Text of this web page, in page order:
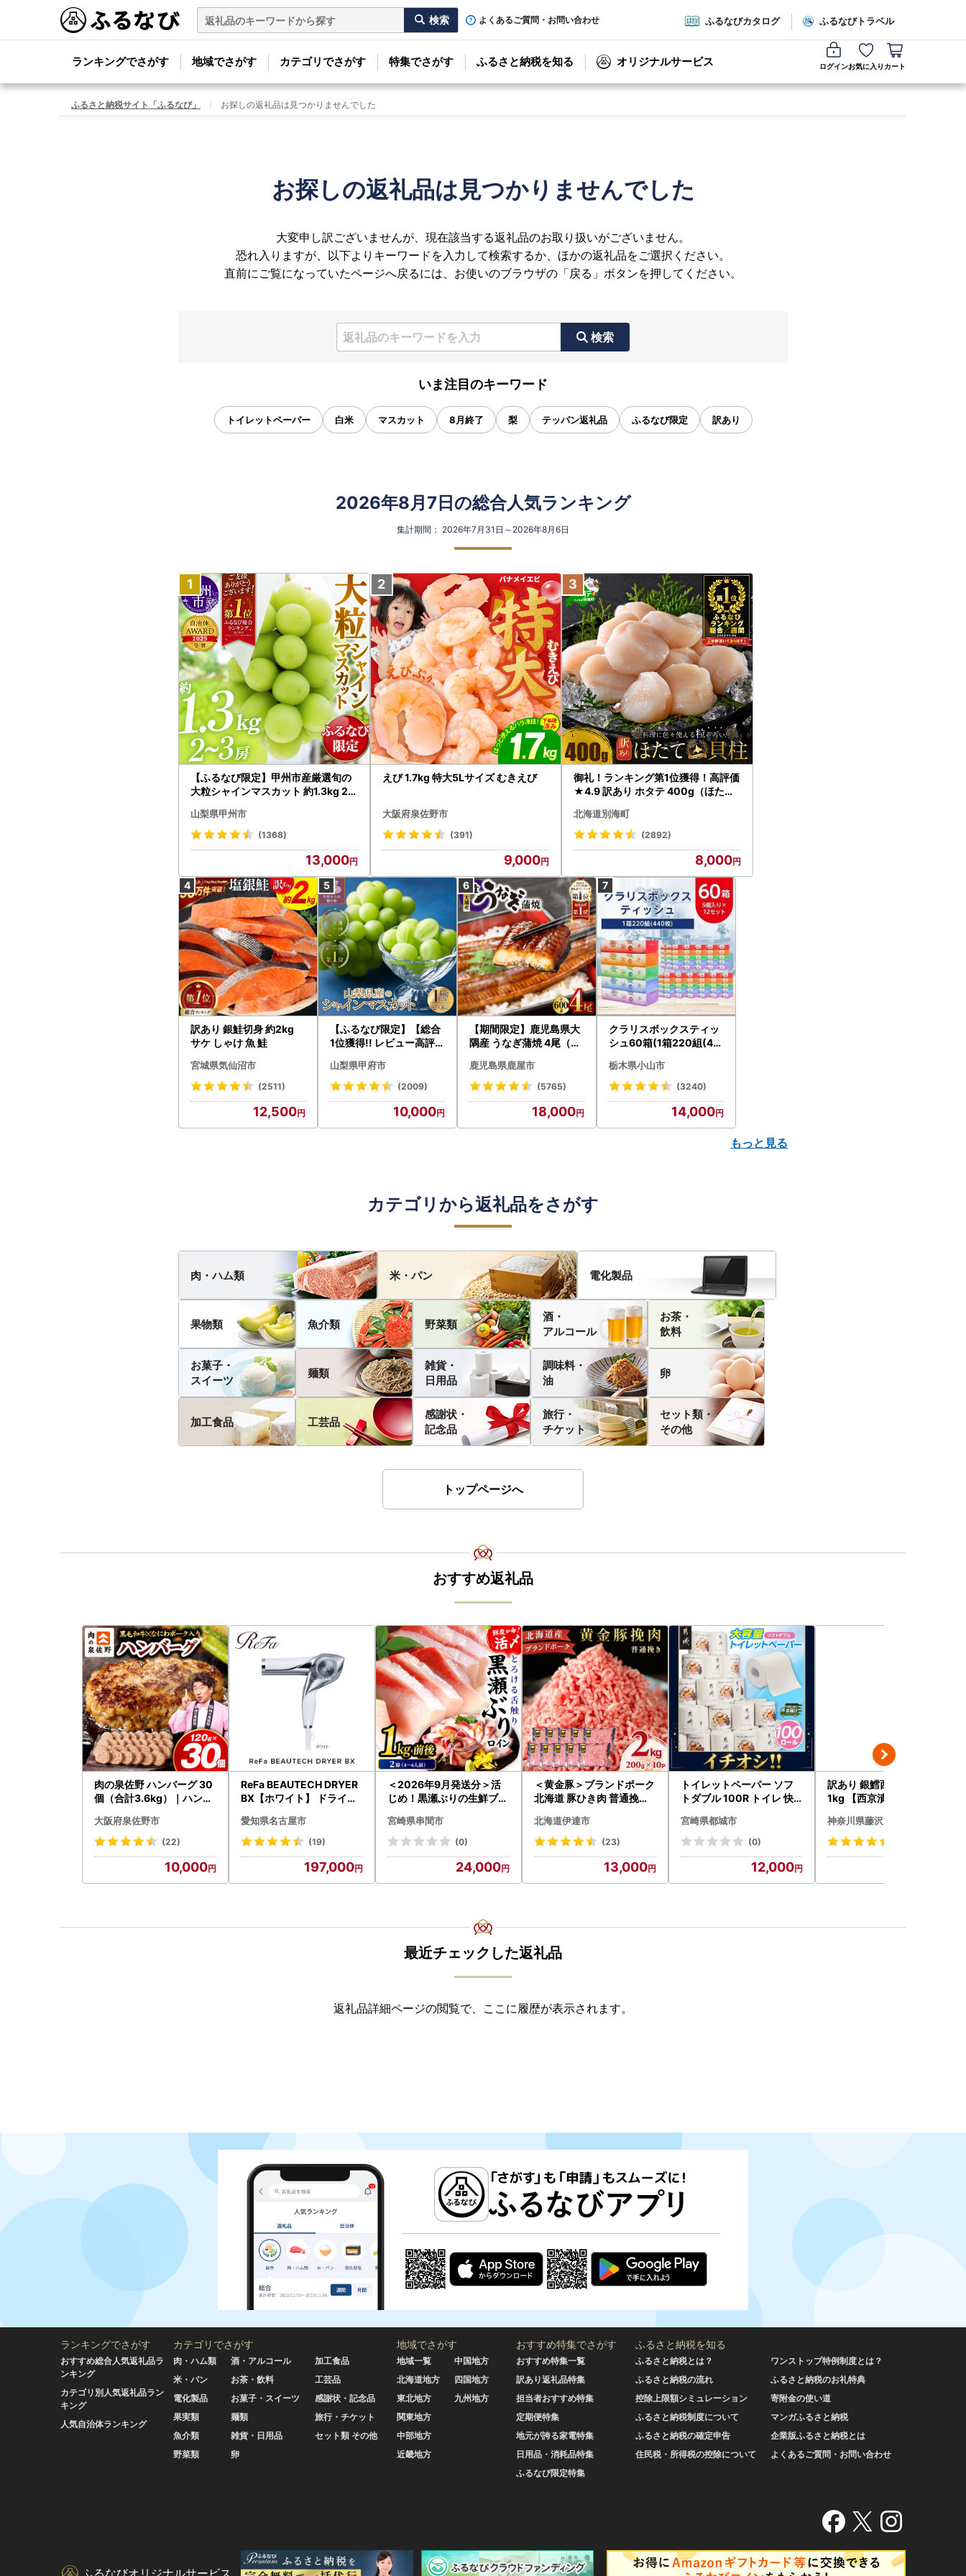
よくあるご質問・お問い合わせ ふるなびカタログ ふるなびトラベル
ランキングでさがす 地域でさがす カテゴリでさがす 特集でさがす ふるさと納税を知る オリジナルサービス ログインお気に入り カート
ふるさと納税サイト「ふるなび」 お探しの返礼品は見つかりませんでした
お探しの返礼品は見つかりませんでした
大変申し訳ございませんが、現在該当する返礼品のお取り扱いがございません。
恐れ入りますが、以下よりキーワードを入力して検索するか、ほかの返礼品をご選択ください。
直前にご覧になっていたページへ戻るには、お使いのブラウザの「戻る」ボタンを押してください。
検索
いま注目のキーワード
トイレットペーパー 白米 マスカット 8月終了 梨 テッパン返礼品 ふるなび限定 訳あり
2026年8月7日の総合人気ランキング
集計期間： 2026年7月31日～2026年8月6日
【ふるなび限定】甲州市産厳選旬の
大粒シャインマスカット 約1.3kg 2
472 FN-Limited-VO シャインマス
カット フルーツ
山梨県甲州市
(1368)
13,000
えび 1.7kg 特大5Lサイズ むきえび
大阪府泉佐野市
(391)
9,000
御礼！ランキング第1位獲得！高評価
★4.9 訳あり ホタテ 400g（ほたて
北海道別海町
(2892)
8,000
訳あり 銀鮭切身 約2kg
サケ しゃけ 魚 鮭
宮城県気仙沼市
(2511)
12,500
【ふるなび限定】【総合
1位獲得!! レビュー高評価
〉山梨県産 シャインマス
カット 2～3房（1.0kg以
N-Limited-SP
山梨県甲府市
(2009)
10,000
【期間限定】鹿児島県大
隅産 うなぎ蒲焼 4尾（60
cp18 うなぎ 鰻 魚 惣菜 総
菜
鹿児島県鹿屋市
(5765)
18,000
クラリスボックスティッ
シュ60箱(1箱220組(44
ト)【配送不可地域：離島
・沖縄県】【1256759】
栃木県小山市
(3240)
14,000
もっと見る
カテゴリから返礼品をさがす
肉・ハム類 米・パン 電化製品
果物類 魚介類 野菜類
酒・
アルコール
お茶・
飲料
お菓子・
スイーツ
麺類
雑貨・
日用品
調味料・
油
卵
加工食品 工芸品
感謝状・
記念品
旅行・
チケット
セット類・
その他
トップページへ
おすすめ返礼品
肉の泉佐野 ハンバーグ 30
個（合計3.6kg）｜ハンバ
わポーク
大阪府泉佐野市
(22)
10,000
ReFa BEAUTECH DRYER
BX【ホワイト】 ドライヤ
ファ
愛知県名古屋市
(19)
197,000
＜2026年9月発送分＞活
じめ！黒瀬ぶりの生鮮ブリ
K001-012-2609
宮崎県串間市
(0)
24,000
＜黄金豚＞ブランドポーク
北海道 豚ひき肉 普通挽き
北海道伊達市
(23)
13,000
トイレットペーパー ソフ
トダブル 100R トイレ 快
宮崎県都城市
(0)
12,000
訳あり 銀鱈西京漬け 10切
1kg 【西京漬け】
神奈川県藤沢市
最近チェックした返礼品
返礼品詳細ページの閲覧で、ここに履歴が表示されます。
ランキングでさがす
おすすめ総合人気返礼品ラ
ンキング
カテゴリ別人気返礼品ラン
キング
人気自治体ランキング
カテゴリでさがす
肉・ハム類
米・パン
電化製品
果実類
魚介類
野菜類
酒・アルコール
お茶・飲料
お菓子・スイーツ
麺類
雑貨・日用品
卵
加工食品
工芸品
感謝状・記念品
旅行・チケット
セット類 その他
地域でさがす
地域一覧
北海道地方
東北地方
関東地方
中部地方
近畿地方
中国地方
四国地方
九州地方
おすすめ特集でさがす
おすすめ特集一覧
訳あり返礼品特集
担当者おすすめ特集
定期便特集
地元が誇る家電特集
日用品・消耗品特集
ふるなび限定特集
ふるさと納税を知る
ふるさと納税とは？
ふるさと納税の流れ
控除上限額シミュレーション
ふるさと納税制度について
ふるさと納税の確定申告
住民税・所得税の控除について
ワンストップ特例制度とは？
ふるさと納税のお礼特典
寄附金の使い道
マンガふるさと納税
企業版ふるさと納税とは
よくあるご質問・お問い合わせ